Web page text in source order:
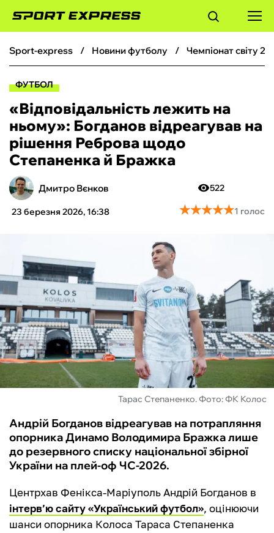
ФУТБОЛ
БОКС
ХОКЕЙ
ТЕНІС
ЧС-2026
ФУТЗАЛ
ІНШІ
БУКМЕКЕРИ
sport-express новини футболу чемпіонат світу
ФУТБОЛ
«Відповідальність лежить на
ньому»: Богданов відреагував на
рішення Реброва щодо
Степаненка й Бражка
Дмитро Вєнков
23 березня 2026, 16:38
522
★★★★★
★★★★★1 голос
Тарас Степаненко. Фото: ФК Колос
Андрій Богданов відреагував на потрапляння
опорника Динамо Володимира Бражка лише
до резервного списку національної збірної
України на плей-оф ЧС-2026.
Центрхав Фенікса-Маріуполь Андрій Богданов в
інтерв’ю сайту «Український футбол», оцінюючи
шанси опорника Колоса Тараса Степаненка